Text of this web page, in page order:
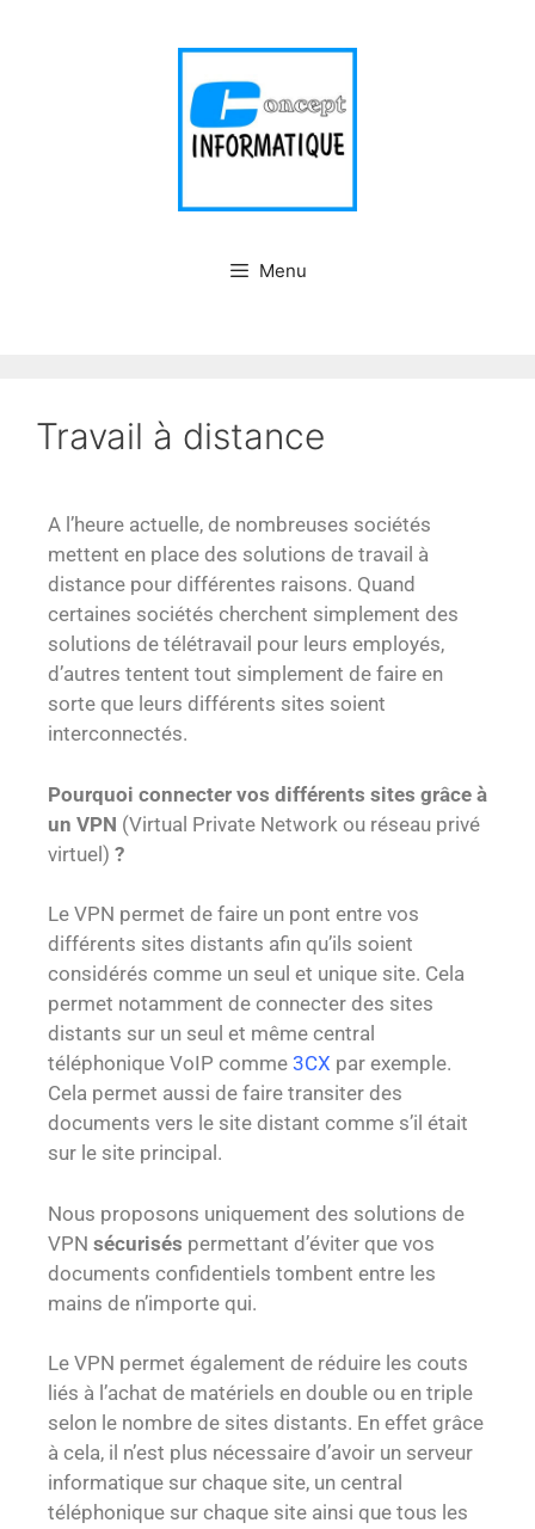
Menu
Travail à distance
A l’heure actuelle, de nombreuses sociétés
mettent en place des solutions de travail à
distance pour différentes raisons. Quand
certaines sociétés cherchent simplement des
solutions de télétravail pour leurs employés,
d’autres tentent tout simplement de faire en
sorte que leurs différents sites soient
interconnectés.
Pourquoi connecter vos différents sites grâce à
un VPN (Virtual Private Network ou réseau privé
virtuel) ?
Le VPN permet de faire un pont entre vos
différents sites distants afin qu’ils soient
considérés comme un seul et unique site. Cela
permet notamment de connecter des sites
distants sur un seul et même central
téléphonique VoIP comme 3CX par exemple.
Cela permet aussi de faire transiter des
documents vers le site distant comme s’il était
sur le site principal.
Nous proposons uniquement des solutions de
VPN sécurisés permettant d’éviter que vos
documents confidentiels tombent entre les
mains de n’importe qui.
Le VPN permet également de réduire les couts
liés à l’achat de matériels en double ou en triple
selon le nombre de sites distants. En effet grâce
à cela, il n’est plus nécessaire d’avoir un serveur
informatique sur chaque site, un central
téléphonique sur chaque site ainsi que tous les